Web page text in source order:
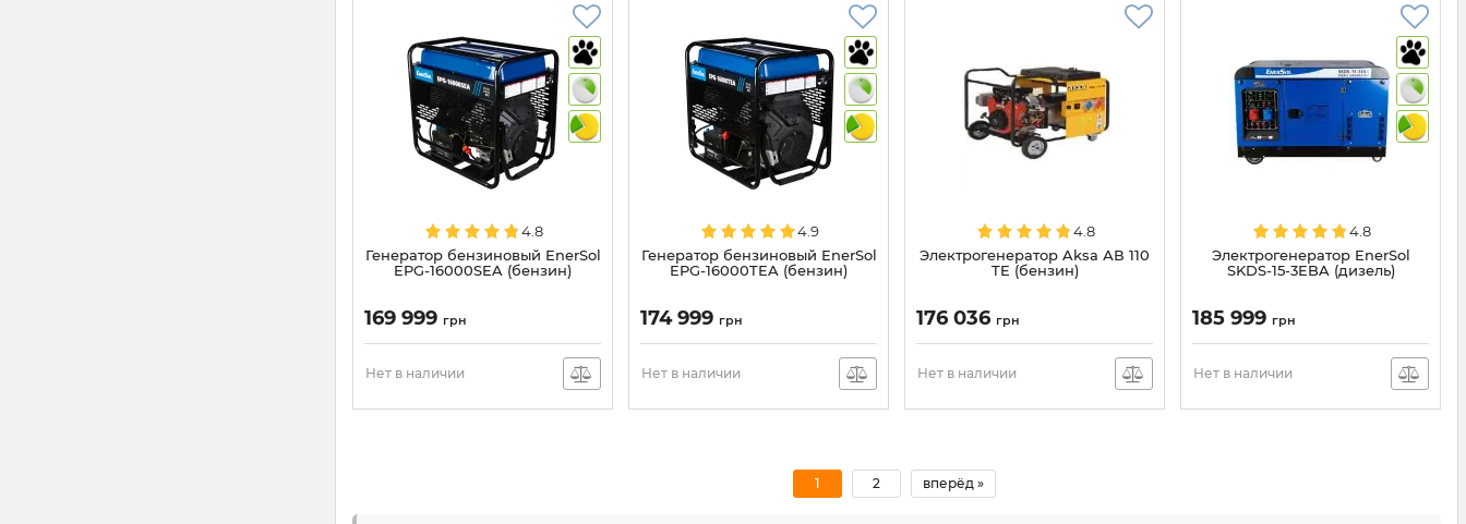
4.8
Генератор бензиновый EnerSol
EPG-16000SEA (бензин)
169 999 грн
Нет в наличии
4.9
Генератор бензиновый EnerSol
EPG-16000TEA (бензин)
174 999 грн
Нет в наличии
4.8
Электрогенератор Aksa АВ 110
TE (бензин)
176 036 грн
Нет в наличии
4.8
Электрогенератор EnerSol
SKDS-15-3EBA (дизель)
185 999 грн
Нет в наличии
1 2 вперёд »